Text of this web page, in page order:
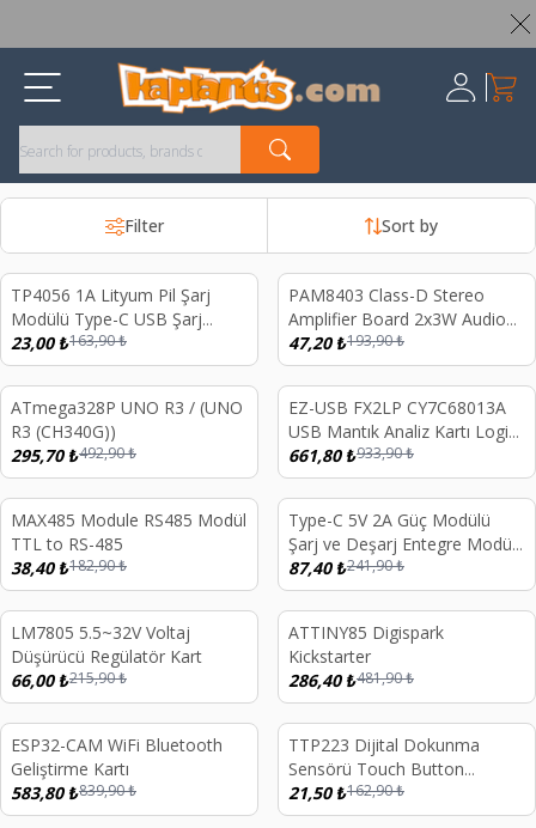
Register
My
Filter Sort by
%86
TP4056 1A Lityum Pil Şarj
Modülü Type-C USB Şarj
Korumalı
23,00₺163,90₺
%76
PAM8403 Class-D Stereo
Amplifier Board 2x3W Audio
Module for DIY Projects
47,20₺193,90₺
%40
ATmega328P UNO R3 / (UNO
R3 (CH340G))
295,70₺492,90₺
%29
EZ-USB FX2LP CY7C68013A
USB Mantık Analiz Kartı Logic
Analyzer
661,80₺933,90₺
%79
MAX485 Module RS485 Modül
TTL to RS-485
38,40₺182,90₺
%64
Type-C 5V 2A Güç Modülü
Şarj ve Deşarj Entegre Modül
4.2/4.35V Lithium Battery
Uyumlu
87,40₺241,90₺
%69
LM7805 5.5~32V Voltaj
Düşürücü Regülatör Kart
66,00₺215,90₺
%41
ATTINY85 Digispark
Kickstarter
286,40₺481,90₺
%30
ESP32-CAM WiFi Bluetooth
Geliştirme Kartı
583,80₺839,90₺
%87
TTP223 Dijital Dokunma
Sensörü Touch Button
Module
21,50₺162,90₺